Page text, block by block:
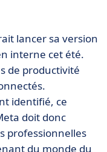
lancer sa version
interne cet été.
de productivité
identifié, ce
doit donc
professionnelles
du monde du